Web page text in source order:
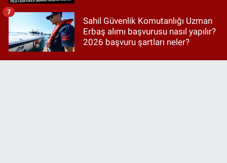
Sahil Güvenlik Komutanlığı Uzman
Erbaş alımı başvurusu nasıl yapılır?
2026 başvuru şartları neler?
7